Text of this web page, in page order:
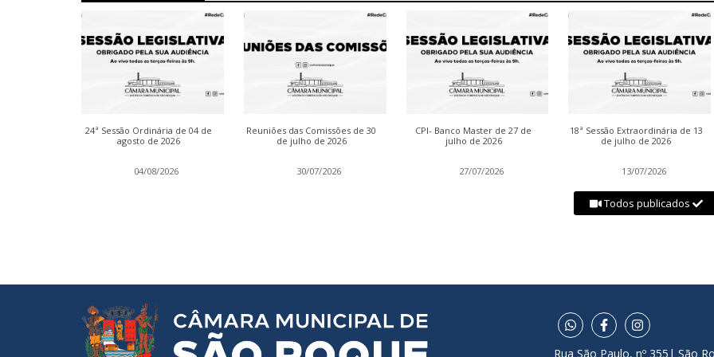
24ª Sessão Ordinária de 04 de
agosto de 2026
04/08/2026
Reuniões das Comissões de 30
de julho de 2026
30/07/2026
CPI- Banco Master de 27 de
julho de 2026
27/07/2026
18ª Sessão Extraordinária de 13
de julho de 2026
13/07/2026
Todos publicados
Rua São Paulo, nº 355| São